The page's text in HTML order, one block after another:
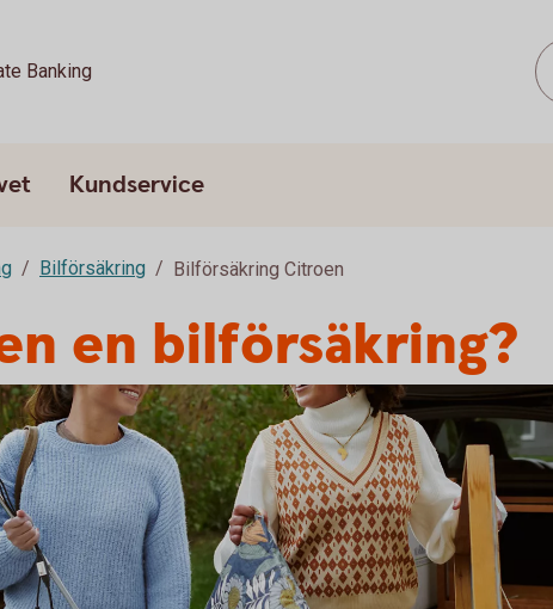
Banking
Kundservice
Bilförsäkring Bilförsäkring Citroen
en bilförsäkring?